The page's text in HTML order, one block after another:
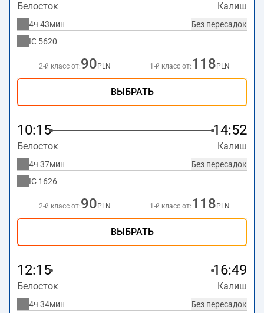
Белосток Калиш
Без пересадок
4ч 43мин
IC 5620
2-й класс от:90 PLN 1-й класс от: 118 PLN
ВЫБРАТЬ
10:15 14:52
Белосток Калиш
Без пересадок
4ч 37мин
IC 1626
2-й класс от:90 PLN 1-й класс от: 118 PLN
ВЫБРАТЬ
12:15 16:49
Белосток Калиш
Без пересадок
4ч 34мин